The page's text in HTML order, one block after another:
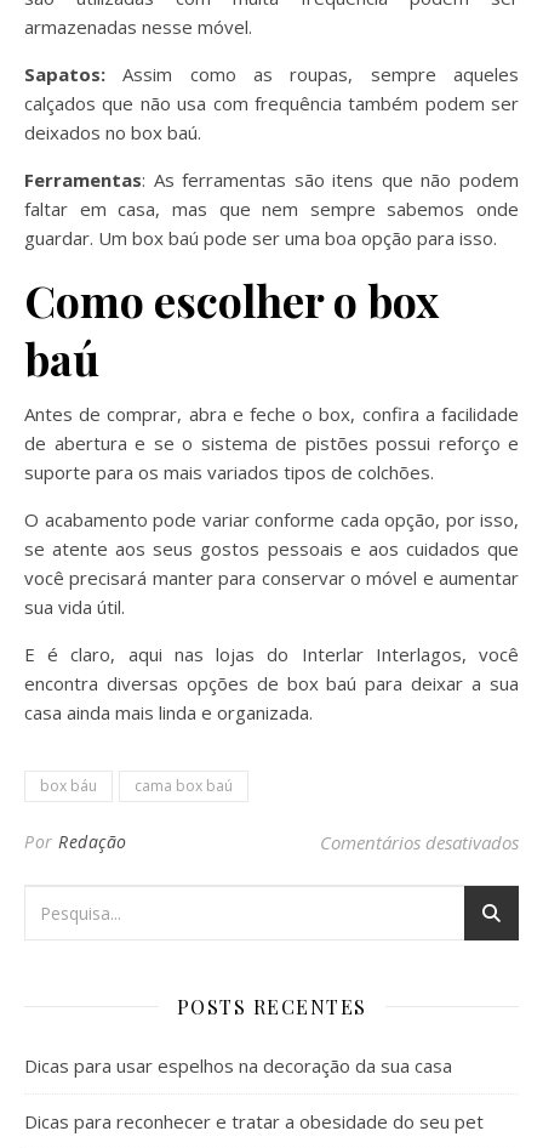
armazenadas nesse móvel.
Sapatos: Assim como as roupas, sempre aqueles
calçados que não usa com frequência também podem ser
deixados no box baú.
Ferramentas: As ferramentas são itens que não podem
faltar em casa, mas que nem sempre sabemos onde
guardar. Um box baú pode ser uma boa opção para isso.
Como escolher o box
baú
Antes de comprar, abra e feche o box, confira a facilidade
de abertura e se o sistema de pistões possui reforço e
suporte para os mais variados tipos de colchões.
O acabamento pode variar conforme cada opção, por isso,
se atente aos seus gostos pessoais e aos cuidados que
você precisará manter para conservar o móvel e aumentar
sua vida útil.
E é claro, aqui nas lojas do Interlar Interlagos, você
encontra diversas opções de box baú para deixar a sua
casa ainda mais linda e organizada.
box báu cama box baú
Por Redação Comentários desativados
POSTS RECENTES
Dicas para usar espelhos na decoração da sua casa
Dicas para reconhecer e tratar a obesidade do seu pet